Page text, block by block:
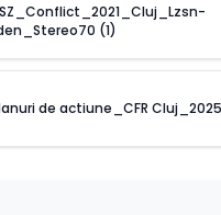
(1)
de actiune_CFR